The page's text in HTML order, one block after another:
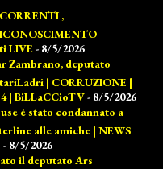
,
LIVE- 8/5/2026
Zambrano, deputato
| CORRUZIONE |
| BiLLaCCioTV- 8/5/2026
è stato condannato a
alle amiche | NEWS
- 8/5/2026
il deputato Ars